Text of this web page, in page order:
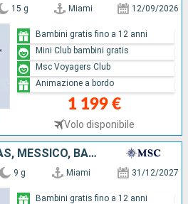
15 g Miami 12/09/2026
1 199 €
Volo disponibile
Bambini gratis fino a 12 anni
Mini Club bambini gratis
Msc Voyagers Club
Animazione a bordo
STATI UNITI, HONDURAS, MESSICO, BAHAMAS
9 g Miami 31/12/2027
Bambini gratis fino a 12 anni